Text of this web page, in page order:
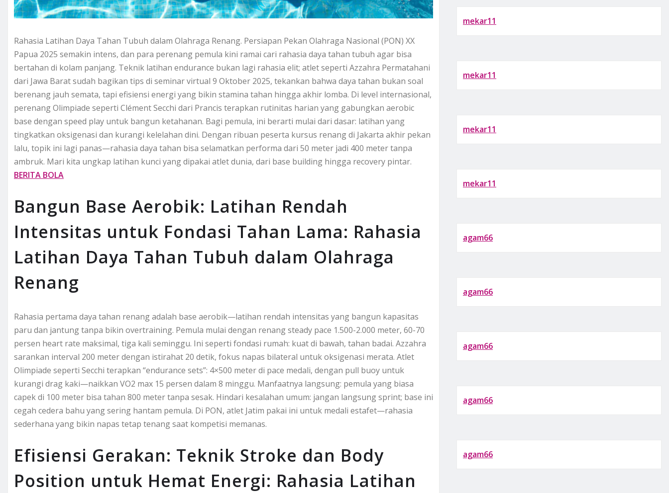
Rahasia Latihan Daya Tahan Tubuh dalam Olahraga Renang. Persiapan Pekan Olahraga Nasional (PON) XX
Papua 2025 semakin intens, dan para perenang pemula kini ramai cari rahasia daya tahan tubuh agar bisa
bertahan di kolam panjang. Teknik latihan endurance bukan lagi rahasia elit; atlet seperti Azzahra Permatahani
dari Jawa Barat sudah bagikan tips di seminar virtual 9 Oktober 2025, tekankan bahwa daya tahan bukan soal
berenang jauh semata, tapi efisiensi energi yang bikin stamina tahan hingga akhir lomba. Di level internasional,
perenang Olimpiade seperti Clément Secchi dari Prancis terapkan rutinitas harian yang gabungkan aerobic
base dengan speed play untuk bangun ketahanan. Bagi pemula, ini berarti mulai dari dasar: latihan yang
tingkatkan oksigenasi dan kurangi kelelahan dini. Dengan ribuan peserta kursus renang di Jakarta akhir pekan
lalu, topik ini lagi panas—rahasia daya tahan bisa selamatkan performa dari 50 meter jadi 400 meter tanpa
ambruk. Mari kita ungkap latihan kunci yang dipakai atlet dunia, dari base building hingga recovery pintar.
BERITA BOLA
Bangun Base Aerobik: Latihan Rendah
Intensitas untuk Fondasi Tahan Lama: Rahasia
Latihan Daya Tahan Tubuh dalam Olahraga
Renang
Rahasia pertama daya tahan renang adalah base aerobik—latihan rendah intensitas yang bangun kapasitas
paru dan jantung tanpa bikin overtraining. Pemula mulai dengan renang steady pace 1.500-2.000 meter, 60-70
persen heart rate maksimal, tiga kali seminggu. Ini seperti fondasi rumah: kuat di bawah, tahan badai. Azzahra
sarankan interval 200 meter dengan istirahat 20 detik, fokus napas bilateral untuk oksigenasi merata. Atlet
Olimpiade seperti Secchi terapkan “endurance sets”: 4×500 meter di pace medali, dengan pull buoy untuk
kurangi drag kaki—naikkan VO2 max 15 persen dalam 8 minggu. Manfaatnya langsung: pemula yang biasa
capek di 100 meter bisa tahan 800 meter tanpa sesak. Hindari kesalahan umum: jangan langsung sprint; base ini
cegah cedera bahu yang sering hantam pemula. Di PON, atlet Jatim pakai ini untuk medali estafet—rahasia
sederhana yang bikin napas tetap tenang saat kompetisi memanas.
Efisiensi Gerakan: Teknik Stroke dan Body
Position untuk Hemat Energi: Rahasia Latihan
mekar11
mekar11
mekar11
mekar11
agam66
agam66
agam66
agam66
agam66